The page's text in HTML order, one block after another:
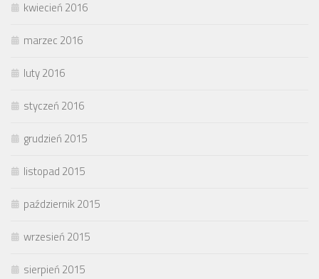
kwiecień 2016
marzec 2016
luty 2016
styczeń 2016
grudzień 2015
listopad 2015
październik 2015
wrzesień 2015
sierpień 2015